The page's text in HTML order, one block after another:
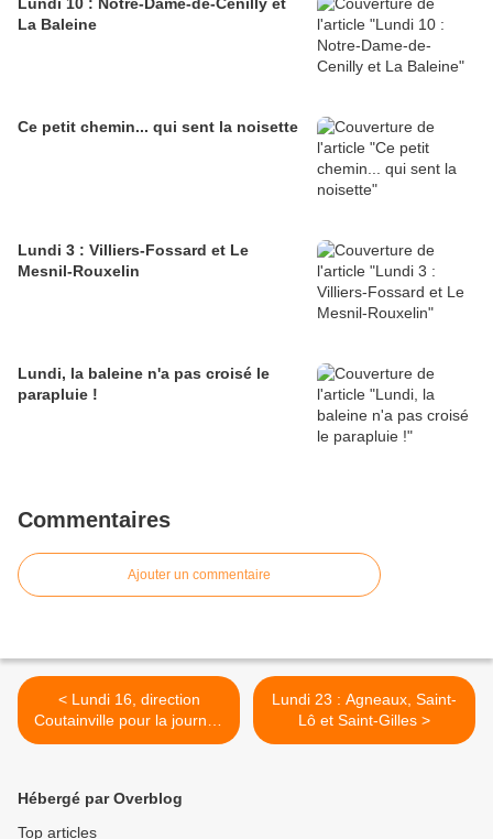
La Baleine
Ce petit chemin... qui sent la noisette
Lundi 3 : Villiers-Fossard et Le
Mesnil-Rouxelin
Lundi, la baleine n'a pas croisé le
parapluie !
Commentaires
Ajouter un commentaire
< Lundi 16, direction
Coutainville pour la journée
et pique-nique
Lundi 23 : Agneaux, Saint-
Lô et Saint-Gilles >
Hébergé par Overblog
Top articles